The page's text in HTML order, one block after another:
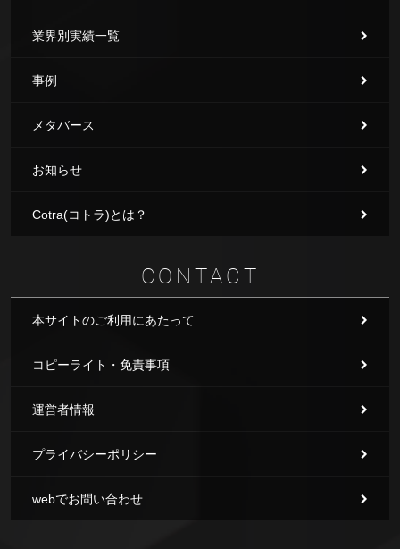
業界別実績一覧
事例
メタバース
お知らせ
Cotra(コトラ)とは？
CONTACT
本サイトのご利用にあたって
コピーライト・免責事項
運営者情報
プライバシーポリシー
webでお問い合わせ